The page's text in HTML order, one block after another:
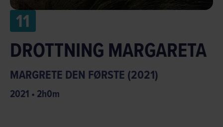
11
DROTTNING MARGARETA
MARGRETE DEN FØRSTE (2021)
2021 • 2h0m